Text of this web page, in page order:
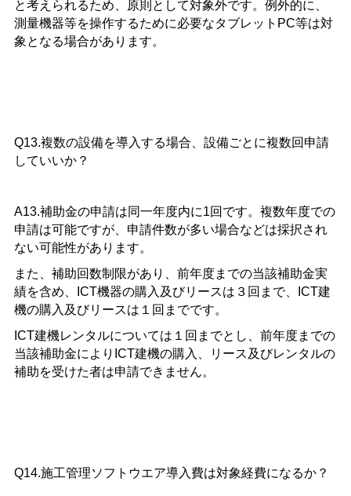
と考えられるため、原則として対象外です。例外的に、
測量機器等を操作するために必要なタブレットPC等は対
象となる場合があります。
Q13.複数の設備を導入する場合、設備ごとに複数回申請
していいか？
A13.補助金の申請は同一年度内に1回です。複数年度での
申請は可能ですが、申請件数が多い場合などは採択され
ない可能性があります。
また、補助回数制限があり、前年度までの当該補助金実
績を含め、ICT機器の購入及びリースは３回まで、ICT建
機の購入及びリースは１回までです。
ICT建機レンタルについては１回までとし、前年度までの
当該補助金によりICT建機の購入、リース及びレンタルの
補助を受けた者は申請できません。
Q14.施工管理ソフトウエア導入費は対象経費になるか？